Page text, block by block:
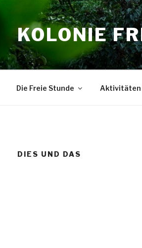
KOLONIE
Die Freie Stunde Aktivitäten
DIES UND DAS